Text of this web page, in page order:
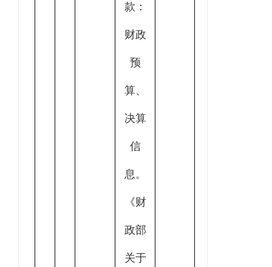
款：
财政
预
算、
决算
信
息。
《财
政部
关于